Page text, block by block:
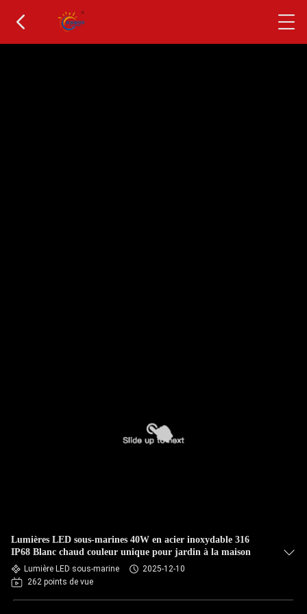
Lumières LED sous-marines 40W en acier inoxydable 316
IP68 Blanc chaud couleur unique pour jardin à la maison
Lumière LED sous-marine
2025-12-10
262 points de vue